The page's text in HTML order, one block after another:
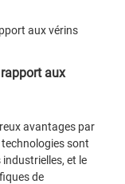
aux
avantages par
sont
et le
de